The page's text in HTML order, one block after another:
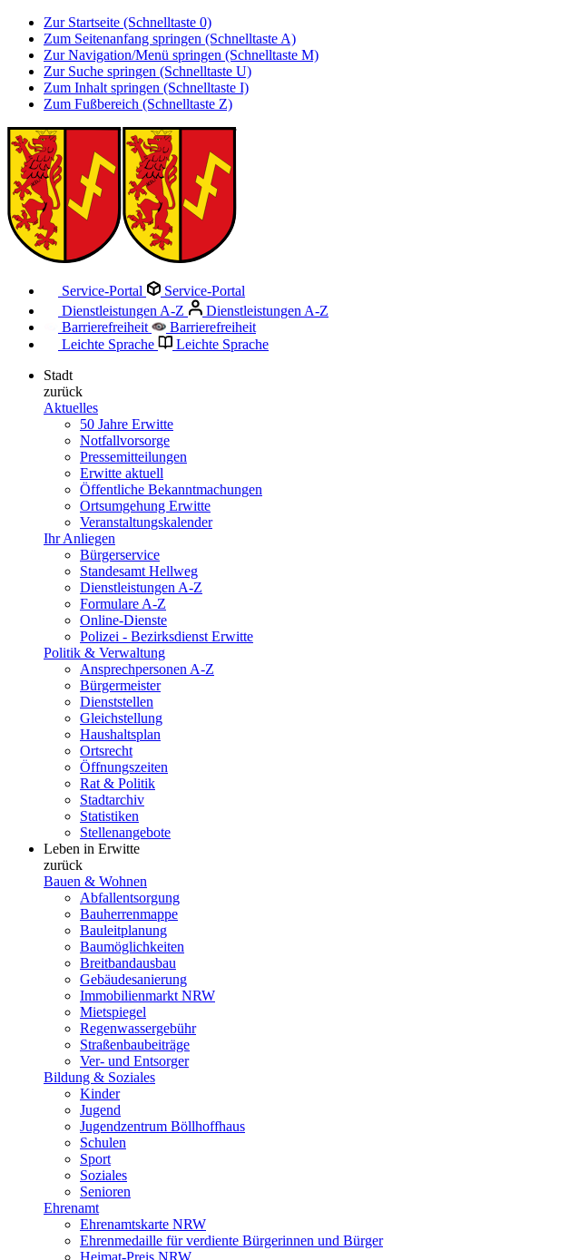
Zur Startseite (Schnelltaste 0)
Zum Seitenanfang springen (Schnelltaste A)
Zur Navigation/Menü springen (Schnelltaste M)
Zur Suche springen (Schnelltaste U)
Zum Inhalt springen (Schnelltaste I)
Zum Fußbereich (Schnelltaste Z)
Service-Portal
Service-Portal
Dienstleistungen A-Z
Dienstleistungen A-Z
Barrierefreiheit
Barrierefreiheit
Leichte Sprache
Leichte Sprache
Stadt
zurück
Aktuelles
50 Jahre Erwitte
Notfallvorsorge
Pressemitteilungen
Erwitte aktuell
Öffentliche Bekanntmachungen
Ortsumgehung Erwitte
Veranstaltungskalender
Ihr Anliegen
Bürgerservice
Standesamt Hellweg
Dienstleistungen A-Z
Formulare A-Z
Online-Dienste
Polizei - Bezirksdienst Erwitte
Politik & Verwaltung
Ansprechpersonen A-Z
Bürgermeister
Dienststellen
Gleichstellung
Haushaltsplan
Ortsrecht
Öffnungszeiten
Rat & Politik
Stadtarchiv
Statistiken
Stellenangebote
Leben in Erwitte
zurück
Bauen & Wohnen
Abfallentsorgung
Bauherrenmappe
Bauleitplanung
Baumöglichkeiten
Breitbandausbau
Gebäudesanierung
Immobilienmarkt NRW
Mietspiegel
Regenwassergebühr
Straßenbaubeiträge
Ver- und Entsorger
Bildung & Soziales
Kinder
Jugend
Jugendzentrum Böllhoffhaus
Schulen
Sport
Soziales
Senioren
Ehrenamt
Ehrenamtskarte NRW
Ehrenmedaille für verdiente Bürgerinnen und Bürger
Heimat-Preis NRW